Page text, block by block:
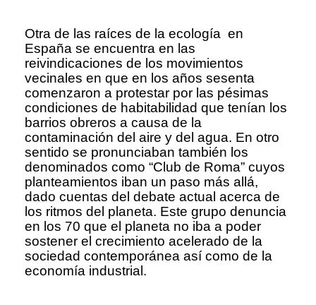
Otra de las raíces de la ecología en
España se encuentra en las
reivindicaciones de los movimientos
vecinales en que en los años sesenta
comenzaron a protestar por las pésimas
condiciones de habitabilidad que tenían los
barrios obreros a causa de la
contaminación del aire y del agua. En otro
sentido se pronunciaban también los
denominados como “Club de Roma” cuyos
planteamientos iban un paso más allá,
dado cuentas del debate actual acerca de
los ritmos del planeta. Este grupo denuncia
en los 70 que el planeta no iba a poder
sostener el crecimiento acelerado de la
sociedad contemporánea así como de la
economía industrial.